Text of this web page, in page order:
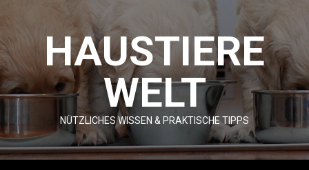
content HAUSTIERE
WELT
NÜTZLICHES WISSEN & PRAKTISCHE TIPPS